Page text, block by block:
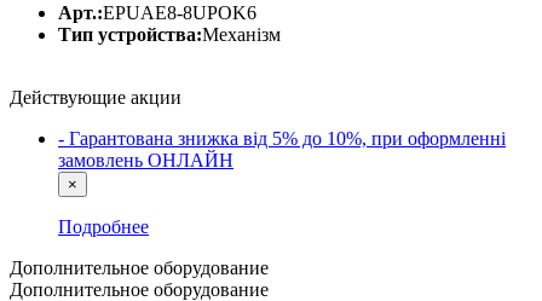
Арт.:EPUAE8-8UPOK6
Тип устройства:Механізм
Действующие акции
- Гарантована знижка від 5% до 10%, при оформленні
замовлень ОНЛАЙН
×
Подробнее
Дополнительное оборудование
Дополнительное оборудование